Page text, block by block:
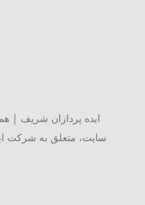
ایده پردازان شریف |
سایت، متعلق به شرکت